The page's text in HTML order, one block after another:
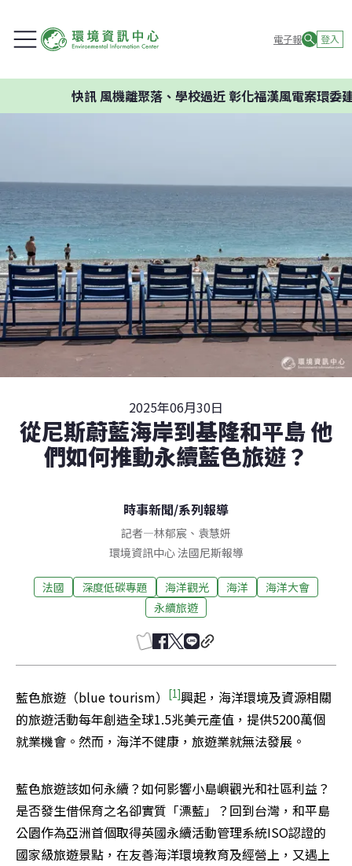
電子報 登入
風機離聚落、學校過近 彰化福漢風電案環委建議不應
2025年06月30日
從尼斯蔚藍海岸到基隆和平島 他
們如何推動永續藍色旅遊？
時事新聞/系列報導
記者—林郁宸 、 袁慧妍
環境資訊中心法國尼斯報導
法國 深度低碳專題 海洋觀光 海洋
海洋大會
永續旅遊
藍色旅遊（blue tourism） [1]興起，海洋環境及資源相關
的旅遊活動每年創造全球1.5兆美元產值，提供5200萬個
就業機會。然而，海洋不健康，旅遊業就無法發展。
藍色旅遊該如何永續？如何影響小島嶼觀光和社區利益？
是否發生借保育之名卻實質「漂藍」？回到台灣，和平島
公園作為亞洲首個取得英國永續活動管理系統ISO認證的
國家級旅遊景點，在友善海洋環境教育及經營上，又遇上